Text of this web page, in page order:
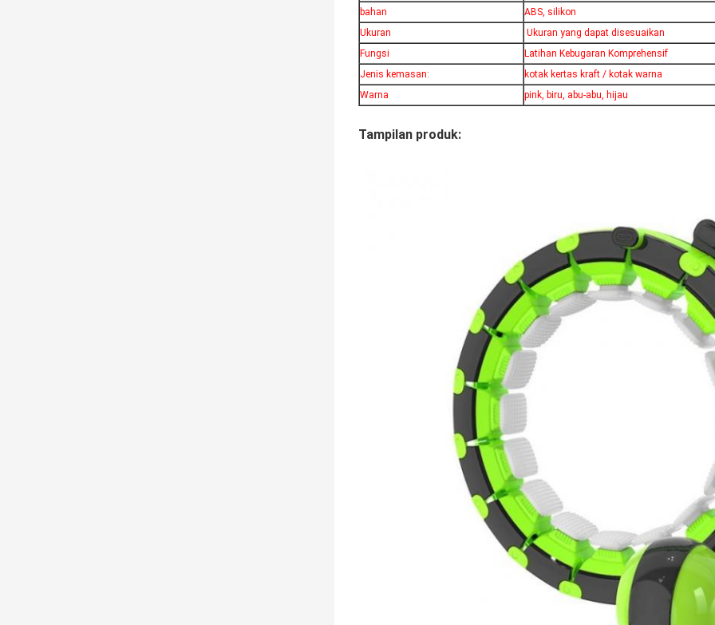
bahan
ABS, silikon
Ukuran
Ukuran yang dapat disesuaikan
Fungsi
Latihan Kebugaran Komprehensif
Jenis kemasan:
kotak kertas kraft / kotak warna
Warna
pink, biru, abu-abu, hijau
Tampilan produk: